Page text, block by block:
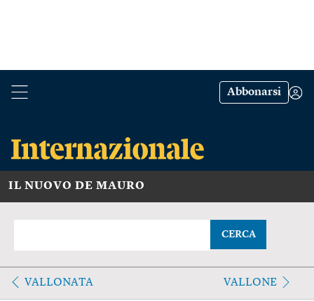
Abbonarsi
IL NUOVO DE MAURO
CERCA
VALLONATA VALLONE